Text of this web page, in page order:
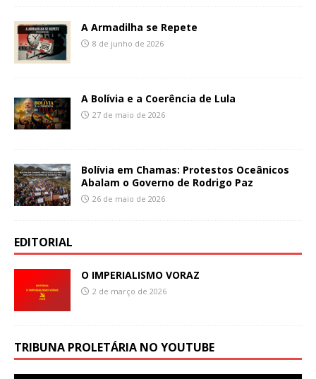
A Armadilha se Repete
8 de junho de 2026
A Bolívia e a Coerência de Lula
27 de maio de 2026
Bolívia em Chamas: Protestos Oceânicos
Abalam o Governo de Rodrigo Paz
26 de maio de 2026
EDITORIAL
O IMPERIALISMO VORAZ
2 de março de 2026
TRIBUNA PROLETÁRIA NO YOUTUBE